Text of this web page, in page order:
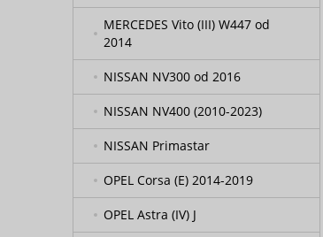
MERCEDES Vito (III) W447 od
2014
NISSAN NV300 od 2016
NISSAN NV400 (2010-2023)
NISSAN Primastar
OPEL Corsa (E) 2014-2019
OPEL Astra (IV) J